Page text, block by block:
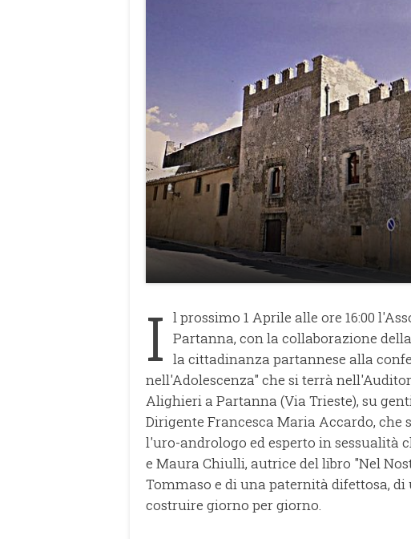
I l prossimo 1 Aprile alle ore 16:00
Partanna, con la collaborazione
la cittadinanza partannese alla
nell'Adolescenza" che si terrà
Alighieri a Partanna (Via Trieste), su
Dirigente Francesca Maria Accardo,
l'uro-andrologo ed esperto in sessualità
e Maura Chiulli, autrice del libro "Nel
Tommaso e di una paternità difettosa,
costruire giorno per giorno.